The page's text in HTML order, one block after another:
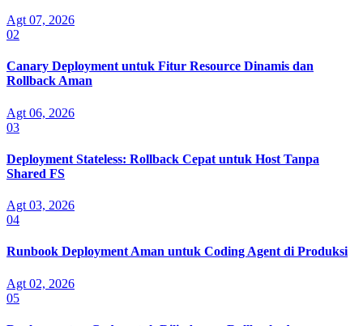
Agt 07, 2026
02
Canary Deployment untuk Fitur Resource Dinamis dan
Rollback Aman
Agt 06, 2026
03
Deployment Stateless: Rollback Cepat untuk Host Tanpa
Shared FS
Agt 03, 2026
04
Runbook Deployment Aman untuk Coding Agent di Produksi
Agt 02, 2026
05